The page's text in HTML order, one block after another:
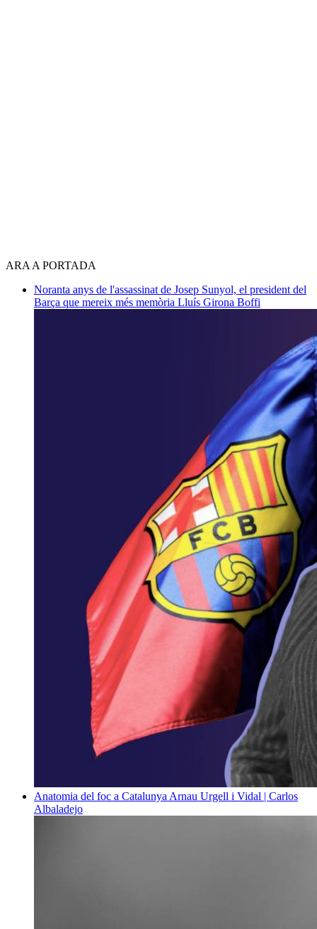
ARA A PORTADA
Noranta anys de l'assassinat de Josep Sunyol, el president del
Barça que mereix més memòria Lluís Girona Boffi
Anatomia del foc a Catalunya Arnau Urgell i Vidal | Carlos
Albaladejo